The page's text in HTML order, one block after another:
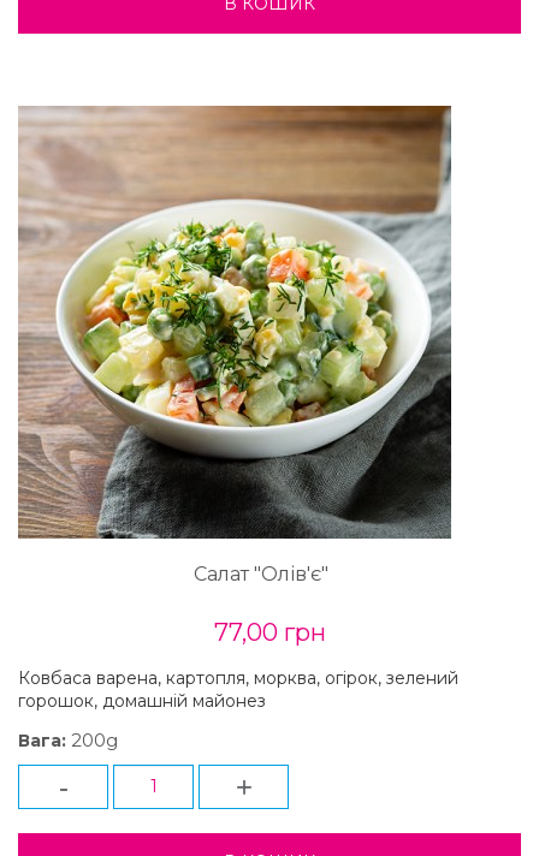
Салат "Олів'є"
77,00 грн
Ковбаса варена, картопля, морква, огірок, зелений
горошок, домашній майонез
Вага: 200g
- +